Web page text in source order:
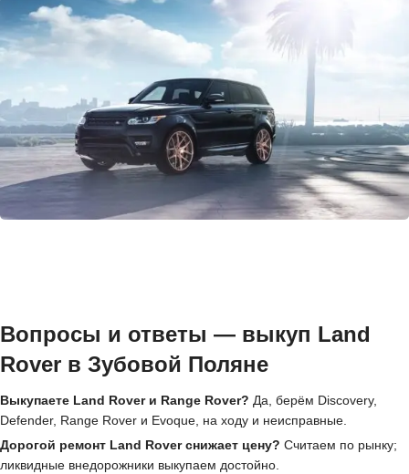
Вопросы и ответы — выкуп Land
Rover в Зубовой Поляне
Выкупаете Land Rover и Range Rover? Да, берём Discovery,
Defender, Range Rover и Evoque, на ходу и неисправные.
Дорогой ремонт Land Rover снижает цену? Считаем по рынку;
ликвидные внедорожники выкупаем достойно.